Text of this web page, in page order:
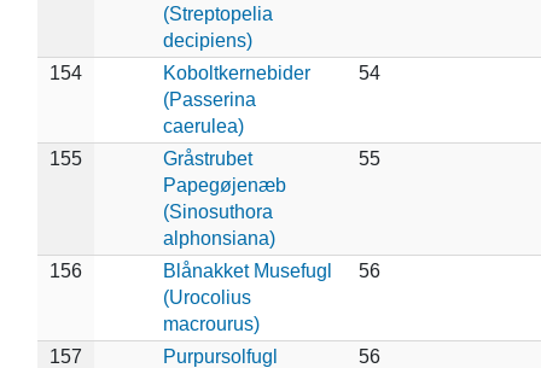
(Streptopelia
decipiens)
154
Koboltkernebider
(Passerina
caerulea)
54
155
Gråstrubet
Papegøjenæb
(Sinosuthora
alphonsiana)
55
156
Blånakket Musefugl
(Urocolius
macrourus)
56
157
Purpursolfugl
56